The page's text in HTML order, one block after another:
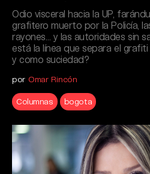
Odio visceral hacia la UP,
grafitero muerto por la Policía,
rayones… y las autoridades sin
está la línea que separa el
y como suciedad?
por Omar Rincón
Columnas bogota